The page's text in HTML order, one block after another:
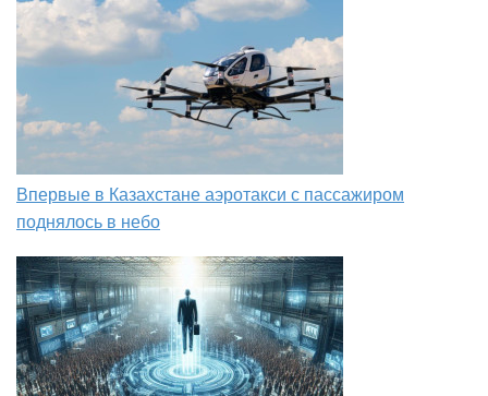
Впервые в Казахстане аэротакси с пассажиром
поднялось в небо